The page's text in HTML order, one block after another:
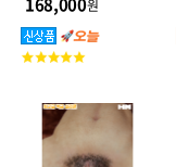
168,000원
고